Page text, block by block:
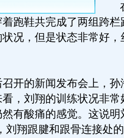
在
跑鞋共完成了两组跨栏
况，但是状态非常好，
的新闻发布会上，孙
，刘翔的训练状况非常
有酸痛的感觉。这说明
刘翔跟腱和跟骨连接处